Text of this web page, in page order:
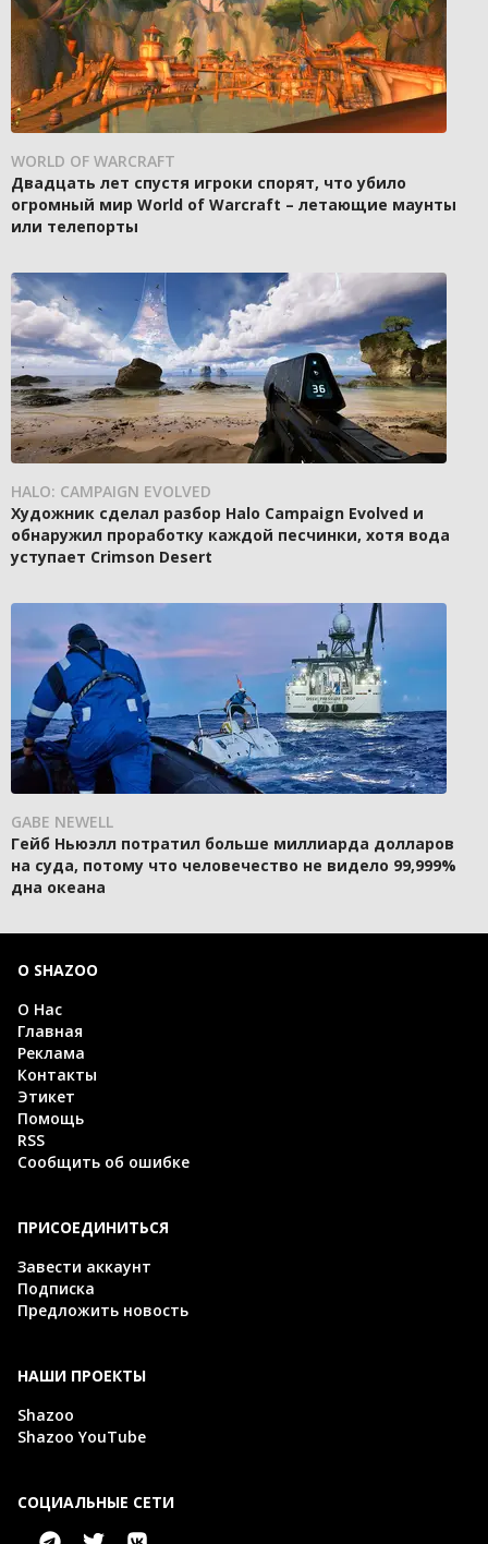
WORLD OF WARCRAFT
Двадцать лет спустя игроки спорят, что убило
огромный мир World of Warcraft – летающие маунты
или телепорты
HALO: CAMPAIGN EVOLVED
Художник сделал разбор Halo Campaign Evolved и
обнаружил проработку каждой песчинки, хотя вода
уступает Crimson Desert
GABE NEWELL
Гейб Ньюэлл потратил больше миллиарда долларов
на суда, потому что человечество не видело 99,999%
дна океана
О SHAZOO
О Нас
Главная
Реклама
Контакты
Этикет
Помощь
RSS
Сообщить об ошибке
ПРИСОЕДИНИТЬСЯ
Завести аккаунт
Подписка
Предложить новость
НАШИ ПРОЕКТЫ
Shazoo
Shazoo YouTube
СОЦИАЛЬНЫЕ СЕТИ